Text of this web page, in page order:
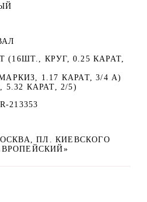
(16ШТ., КРУГ, 0.25 КАРАТ,
1.17 КАРАТ, 3/4 А)
КАРАТ, 2/5)
213353
ПЛ. КИЕВСКОГО